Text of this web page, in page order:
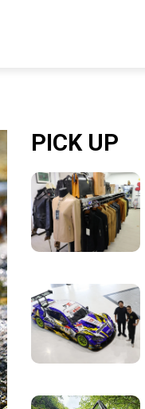
PICK UP